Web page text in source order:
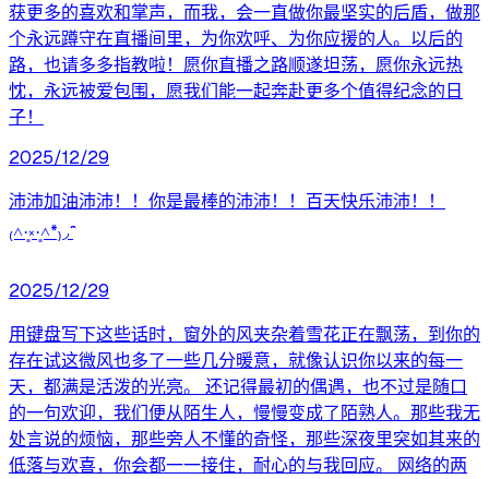
获更多的喜欢和掌声，而我，会一直做你最坚实的后盾，做那
个永远蹲守在直播间里，为你欢呼、为你应援的人。以后的
路，也请多多指教啦！愿你直播之路顺遂坦荡，愿你永远热
忱，永远被爱包围，愿我们能一起奔赴更多个值得纪念的日
子！
2025/12/29
沛沛加油沛沛！！你是最棒的沛沛！！百天快乐沛沛！！
₍˄·͈༝·͈˄*₎◞ ̑̑
2025/12/29
用键盘写下这些话时，窗外的风夹杂着雪花正在飘荡，到你的
存在试这微风也多了一些几分暖意，就像认识你以来的每一
天，都满是活泼的光亮。 还记得最初的偶遇，也不过是随口
的一句欢迎，我们便从陌生人，慢慢变成了陌熟人。那些我无
处言说的烦恼，那些旁人不懂的奇怪，那些深夜里突如其来的
低落与欢喜，你会都一一接住，耐心的与我回应。 网络的两